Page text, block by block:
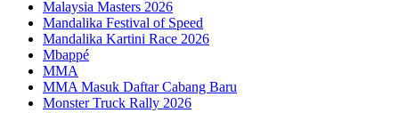
Malaysia Masters 2026
Mandalika Festival of Speed
Mandalika Kartini Race 2026
Mbappé
MMA
MMA Masuk Daftar Cabang Baru
Monster Truck Rally 2026